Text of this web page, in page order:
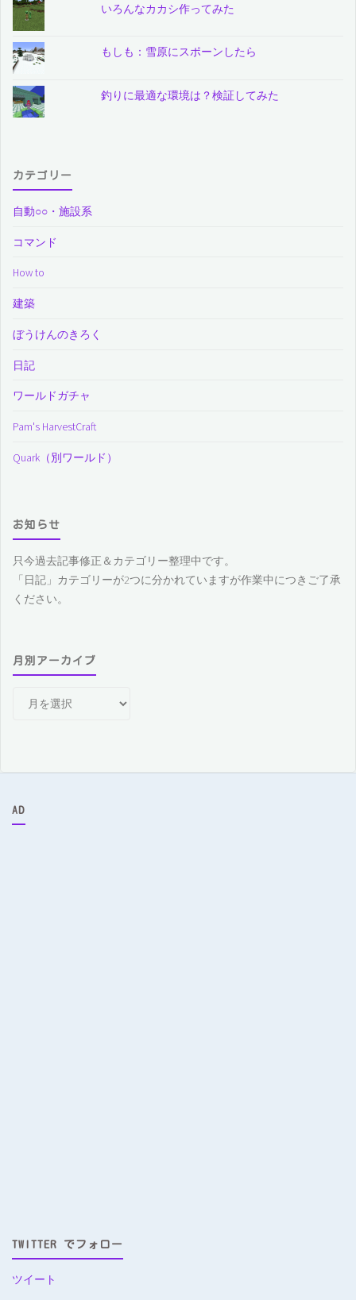
いろんなカカシ作ってみた
もしも：雪原にスポーンしたら
釣りに最適な環境は？検証してみた
カテゴリー
自動○○・施設系
コマンド
How to
建築
ぼうけんのきろく
日記
ワールドガチャ
Pam's HarvestCraft
Quark（別ワールド）
お知らせ
只今過去記事修正＆カテゴリー整理中です。
「日記」カテゴリーが2つに分かれていますが作業中につきご了承
ください。
月別アーカイブ
カ
ブ
AD
TWITTER でフォロー
ツイート